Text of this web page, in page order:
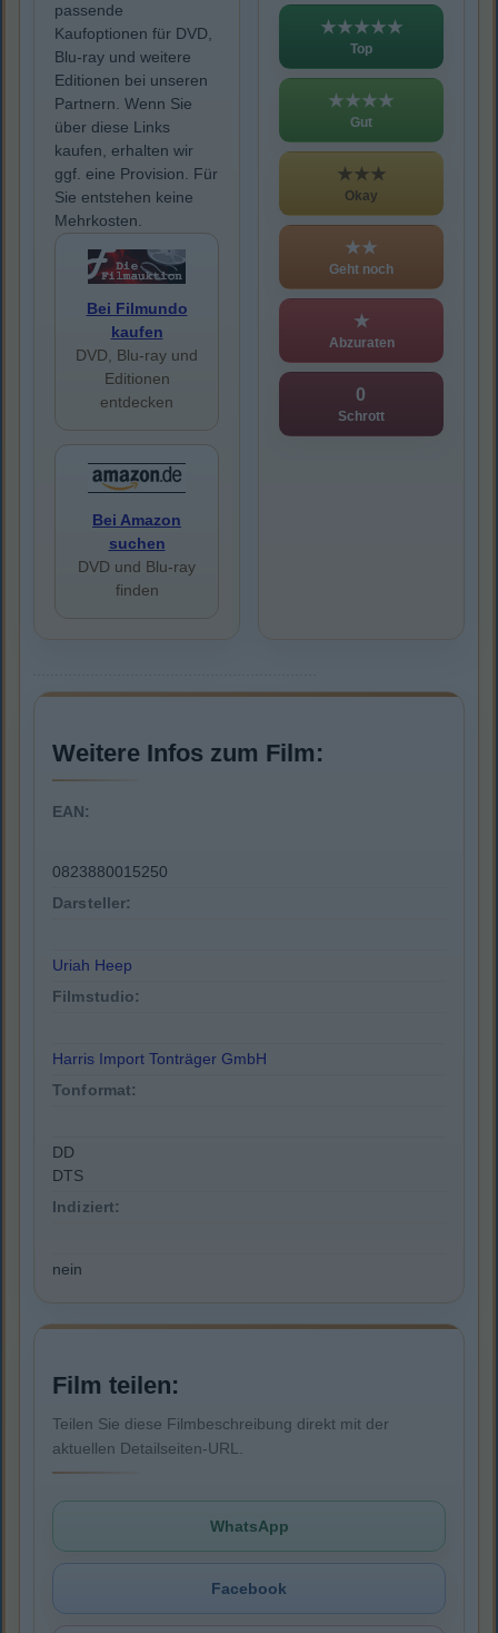
passende
Kaufoptionen für DVD,
Blu-ray und weitere
Editionen bei unseren
Partnern. Wenn Sie
über diese Links
kaufen, erhalten wir
ggf. eine Provision. Für
Sie entstehen keine
Mehrkosten.
Bei Filmundo
kaufen
DVD, Blu-ray und
Editionen
entdecken
Bei Amazon
suchen
DVD und Blu-ray
finden
★★★★★
Top
★★★★
Gut
★★★
Okay
★★
Geht noch
★
Abzuraten
0
Schrott
Weitere Infos zum Film:
EAN:
0823880015250
Darsteller:
Uriah Heep
Filmstudio:
Harris Import Tonträger GmbH
Tonformat:
DD
DTS
Indiziert:
nein
Film teilen:
Teilen Sie diese Filmbeschreibung direkt mit der
aktuellen Detailseiten-URL.
WhatsApp
Facebook